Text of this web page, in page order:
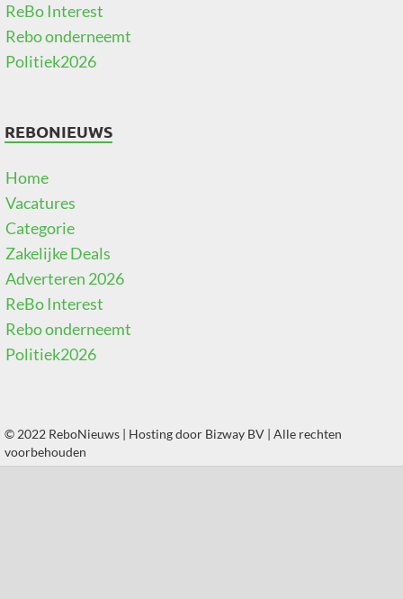
ReBo Interest
Rebo onderneemt
Politiek2026
REBONIEUWS
Home
Vacatures
Categorie
Zakelijke Deals
Adverteren 2026
ReBo Interest
Rebo onderneemt
Politiek2026
© 2022 ReboNieuws | Hosting door Bizway BV | Alle rechten
voorbehouden